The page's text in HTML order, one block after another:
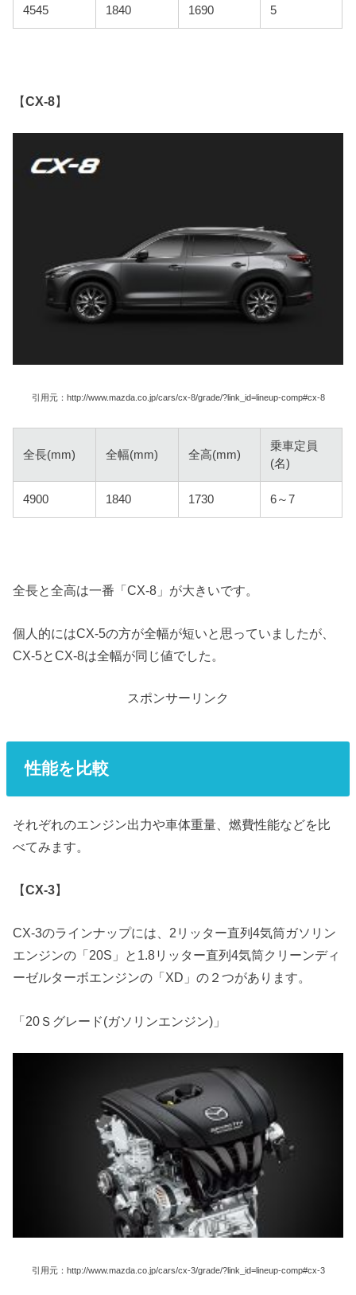
4545 1840 1690 5
【CX-8】
引用元：http://www.mazda.co.jp/cars/cx-8/grade/?link_id=lineup-comp#cx-8
全長(mm) 全幅(mm) 全高(mm)
乗車定員
(名)
4900 1840 1730 6～7
全長と全高は一番「CX-8」が大きいです。
個人的にはCX-5の方が全幅が短いと思っていましたが、
CX-5とCX-8は全幅が同じ値でした。
スポンサーリンク
性能を比較
それぞれのエンジン出力や車体重量、燃費性能などを比
べてみます。
【CX-3】
CX-3のラインナップには、2リッター直列4気筒ガソリン
エンジンの「20S」と1.8リッター直列4気筒クリーンディ
ーゼルターボエンジンの「XD」の２つがあります。
「20Ｓグレード(ガソリンエンジン)」
引用元：http://www.mazda.co.jp/cars/cx-3/grade/?link_id=lineup-comp#cx-3